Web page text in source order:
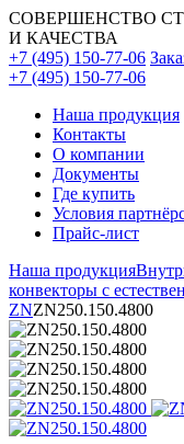
СОВЕРШЕНСТВО
И КАЧЕСТВА
+7 (495) 150-77-06
+7 (495) 150-77-06
Наша продукция
Контакты
О компании
Документы
Где купить
Условия
Прайс-лист
Наша продукция
конвекторы с
ZNZN250.150.4800